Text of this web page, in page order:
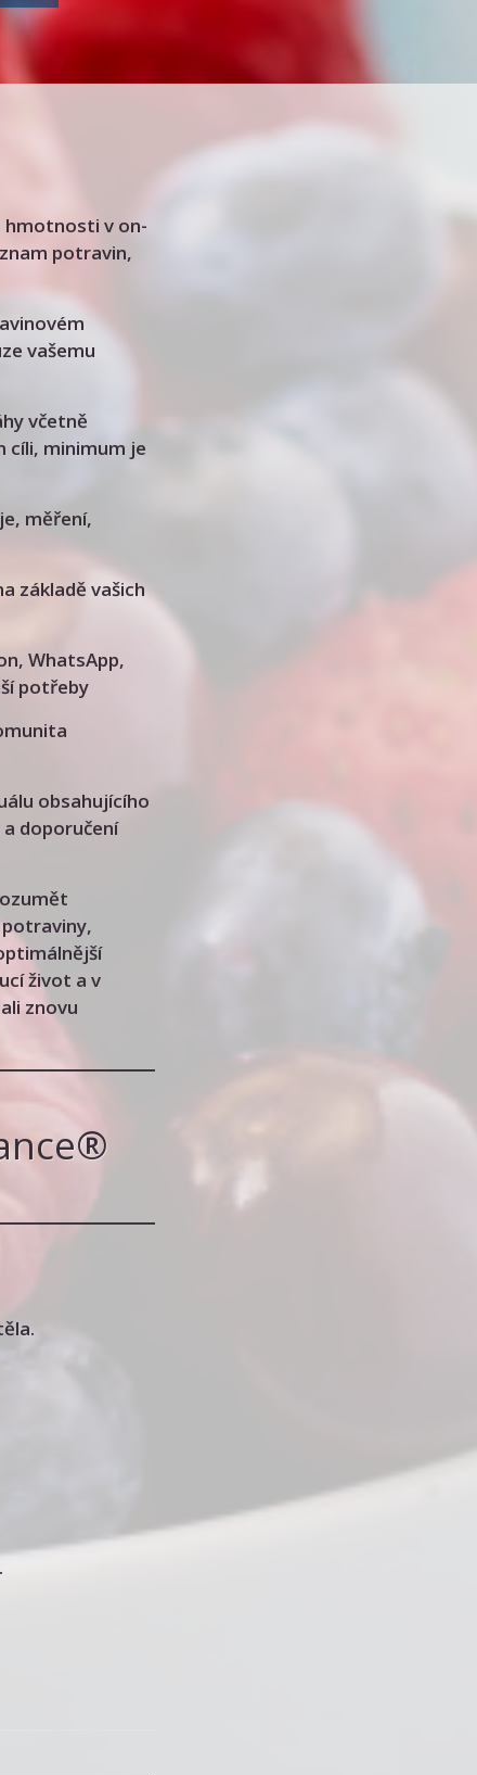
hmotnosti v on-
potravin,
vašemu
včetně
cíli, minimum je
měření,
základě vašich
WhatsApp,
potřeby
obsahujícího
doporučení
život a v
znovu